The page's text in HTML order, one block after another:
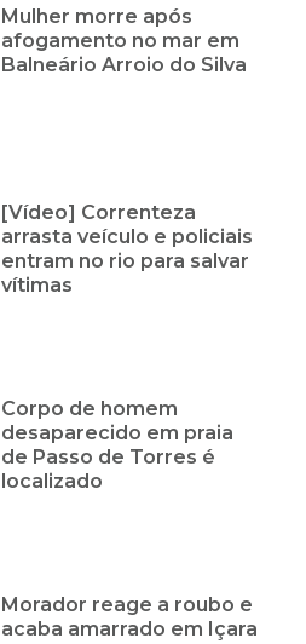
Mulher morre após
afogamento no mar em
Balneário Arroio do Silva
[Vídeo] Correnteza
arrasta veículo e policiais
entram no rio para salvar
vítimas
Corpo de homem
desaparecido em praia
de Passo de Torres é
localizado
Morador reage a roubo e
acaba amarrado em Içara